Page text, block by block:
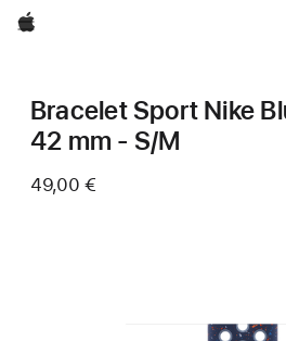
Apple
Bracelet Sport Nike
42 mm - S/M
49,00 €